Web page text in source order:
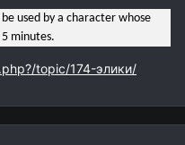
used by a character whose
5 minutes.
topic/174-элики/